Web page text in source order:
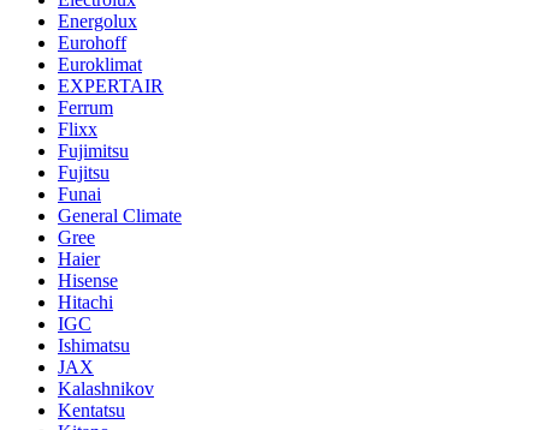
Energolux
Eurohoff
Euroklimat
EXPERTAIR
Ferrum
Flixx
Fujimitsu
Fujitsu
Funai
General Climate
Gree
Haier
Hisense
Hitachi
IGC
Ishimatsu
JAX
Kalashnikov
Kentatsu